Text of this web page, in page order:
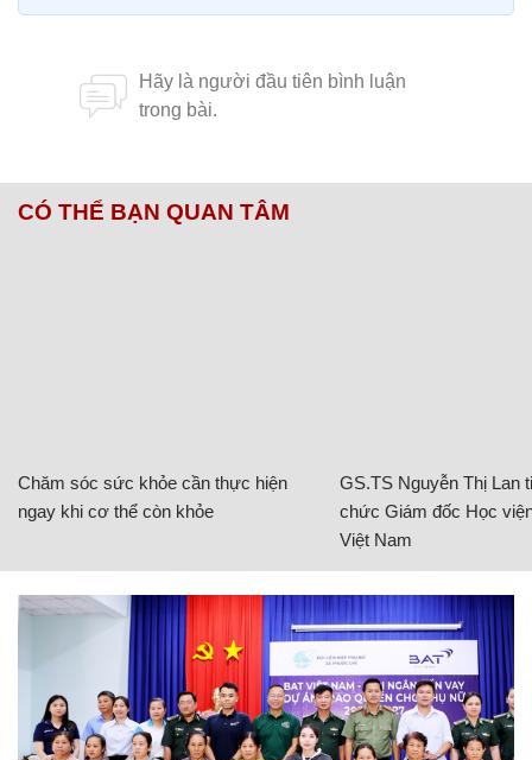
CÓ THỂ BẠN QUAN TÂM
Chăm sóc sức khỏe cần thực hiện
ngay khi cơ thể còn khỏe
GS.TS Nguyễn Thị Lan
chức Giám đốc Học
Việt Nam